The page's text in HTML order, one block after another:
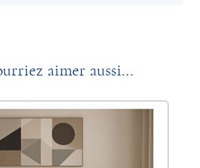
aimer aussi...